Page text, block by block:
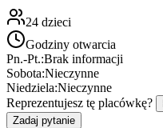
24 dzieci
Godziny otwarcia
Pn.-Pt.:Brak informacji
Sobota:Nieczynne
Niedziela:Nieczynne
Reprezentujesz tę placówkę?
Zadaj pytanie